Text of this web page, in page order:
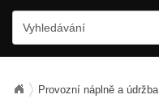
Provozní náplně a údržba